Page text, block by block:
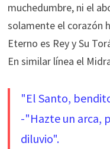
muchedumbre, ni el
solamente el corazón
Eterno es Rey y Su
En similar línea el
"El Santo,
-"Hazte un arca,
diluvio".